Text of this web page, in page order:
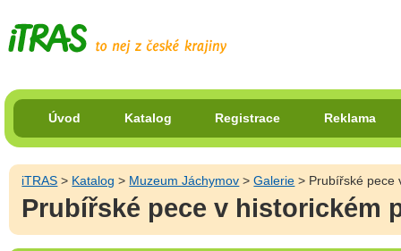
Úvod Katalog Registrace Reklama
iTRAS > Katalog > Muzeum Jáchymov >Galerie > Prubířské pece
Prubířské pece v historickém